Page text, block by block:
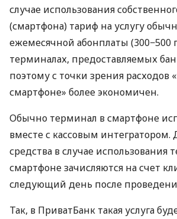
случае использования
(смартфона) тариф на услугу
ежемесячной абонплаты (300−500
терминалах, предоставляемых
поэтому с точки зрения расходов
смартфоне» более экономичен.
Обычно терминал в смартфоне
вместе с кассовым
средства в случае использования
смартфоне зачисляются на счет
следующий день после
Так, в ПриватБанк такая услуга